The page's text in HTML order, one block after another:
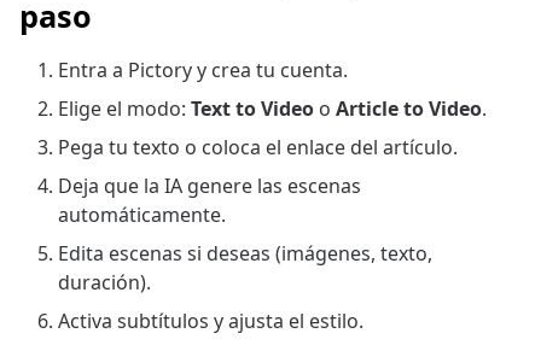
paso
Entra a Pictory y crea tu cuenta.
Elige el modo: Text to Video o Article to Video.
Pega tu texto o coloca el enlace del artículo.
Deja que la IA genere las escenas
automáticamente.
Edita escenas si deseas (imágenes, texto,
duración).
Activa subtítulos y ajusta el estilo.